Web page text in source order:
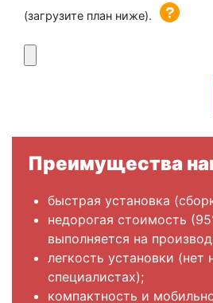
(загрузите план ниже).
Преимущества
быстрая установка
недорогая стоимость
выполняется на
легкость установки (нет
специалистах);
компактность и